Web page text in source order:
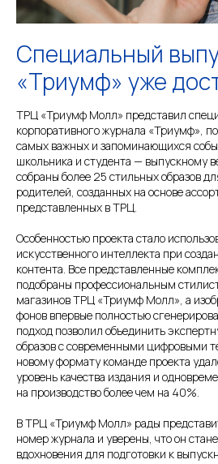
Специальный
«Триумф» уже
ТРЦ «Триумф Молл» представил
корпоративного журнала «Триумф»,
самых важных и запоминающихся
школьника и студента — выпускному
собраны более 25 стильных образов
родителей, созданных на основе
представленных в ТРЦ.
Особенностью проекта стало
искусственного интеллекта при
контента. Все представленные
подобраны профессиональным
магазинов ТРЦ «Триумф Молл», а
фонов впервые полностью
подход позволил объединить
образов с современными цифровыми
новому формату команде проекта
уровень качества издания и
на производство более чем на 40%.
В ТРЦ «Триумф Молл» рады
номер журнала и уверены, что он
вдохновения для подготовки к